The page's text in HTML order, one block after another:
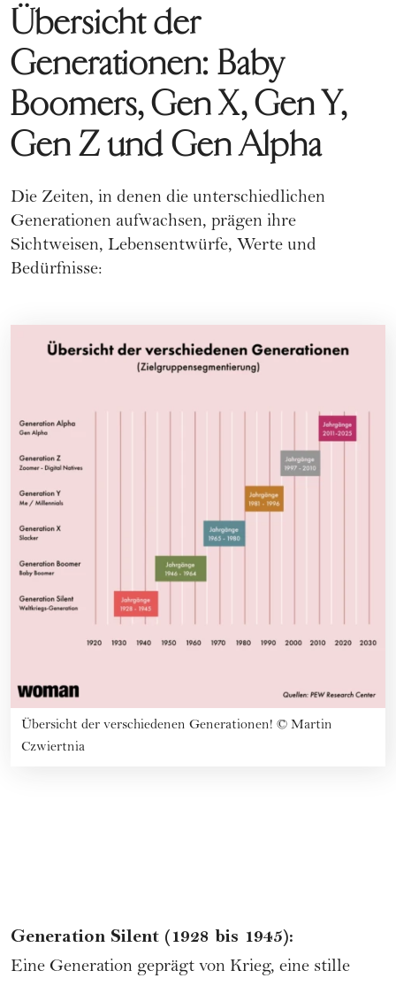
Übersicht der
Generationen: Baby
Boomers, Gen X, Gen Y,
Gen Z und Gen Alpha
Die Zeiten, in denen die unterschiedlichen
Generationen aufwachsen, prägen ihre
Sichtweisen, Lebensentwürfe, Werte und
Bedürfnisse:
Übersicht der verschiedenen Generationen! © Martin
Czwiertnia
Generation Silent (1928 bis 1945):
Eine Generation geprägt von Krieg, eine stille